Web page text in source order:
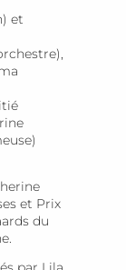
et
et Prix
du